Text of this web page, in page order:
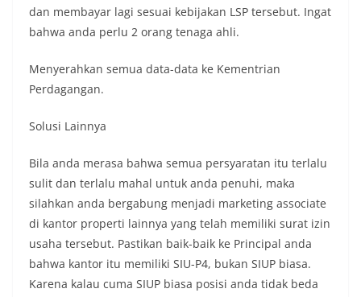
dan membayar lagi sesuai kebijakan LSP tersebut. Ingat
bahwa anda perlu 2 orang tenaga ahli.
Menyerahkan semua data-data ke Kementrian
Perdagangan.
Solusi Lainnya
Bila anda merasa bahwa semua persyaratan itu terlalu
sulit dan terlalu mahal untuk anda penuhi, maka
silahkan anda bergabung menjadi marketing associate
di kantor properti lainnya yang telah memiliki surat izin
usaha tersebut. Pastikan baik-baik ke Principal anda
bahwa kantor itu memiliki SIU-P4, bukan SIUP biasa.
Karena kalau cuma SIUP biasa posisi anda tidak beda